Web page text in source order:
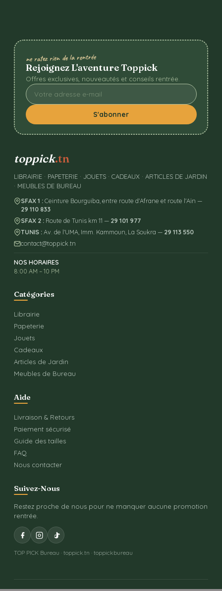
ne ratez rien de la rentrée
Rejoignez L'aventure Toppick
Offres exclusives, nouveautés et conseils rentrée.
S'abonner
toppick.tn
LIBRAIRIE · PAPETERIE · JOUETS · CADEAUX · ARTICLES DE JARDIN
· MEUBLES DE BUREAU
SFAX 1 : Ceinture Bourguiba, entre route d'Afrane et route l'Aïn —
29 110 833
SFAX 2 : Route de Tunis km 11 — 29 101 977
TUNIS : Av. de l'UMA, Imm. Kammoun, La Soukra — 29 113 550
contact@toppick.tn
NOS HORAIRES
8:00 AM – 10 PM
Catégories
Librairie
Papeterie
Jouets
Cadeaux
Articles de Jardin
Meubles de Bureau
Aide
Livraison & Retours
Paiement sécurisé
Guide des tailles
FAQ
Nous contacter
Suivez-Nous
Restez proche de nous pour ne manquer aucune promotion
rentrée.
TOP PICK Bureau · toppick.tn · toppickbureau